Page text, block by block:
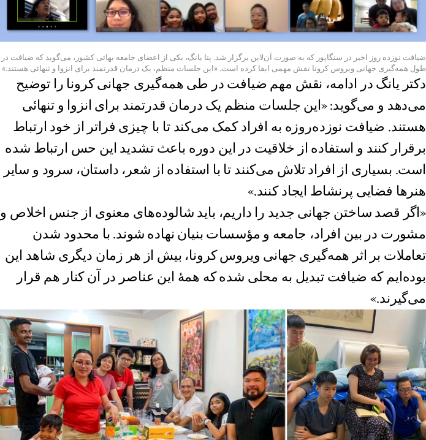
ضیافت نوزده روز اخیر در سنگاپور که به صورت آن‌لاین برگزار شد. پتا یانگ، یکی از اعضای جامعه بهائی کشور، می‌گوید که ضیافت در
طول همه‌گیری جهانی ویروس کرونا نقش مهمی ایفا کرده ‌است. «این جلسات منظم، یک درمان قدرتمند برای انزوا و تنهائی هستند.»
دکتر یانگ در ادامه، نقش مهم ضیافت در طی همه‌گیری جهانی کرونا را توضیح
می‌دهد و می‌گوید: «این جلسات منظم یک درمان قدرتمند برای انزوا و تنهائی
هستند. ضیافت نوزده‌روزه به افراد کمک می‌کند تا با چیزی فراتر از خود ارتباط
برقرار کنند و استفاده از خلاقیت در این دوره باعث تشدید این حس ارتباط شده
است. بسیاری از افراد تلاش می‌کنند تا با استفاده از شعر، داستان‌، سرود و سایر
هنرها فضایی پرنشاط ایجاد کنند.»
«اگر قصد ساختن جهانی جدید را داریم، باید شالوده‌‌های معنوی از جنس اخلاص و
مشورت در بین افراد، جامعه و مؤسسات بنیان نهاده شوند. با محدود شدن
تعاملات بر اثر همه‌گیری جهانی ویروس کرونا، بیش از هر زمان دیگری شاهد این
بوده‌ایم که ضیافت تبدیل به محلی شده که همهٔ این عناصر در آن کنار هم قرار
می‌گیرند.»